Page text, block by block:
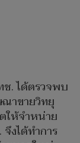
ช. ได้ตรวจพบ
าขายวิทยุ
ให้จำหน่าย
งได้ทำการ